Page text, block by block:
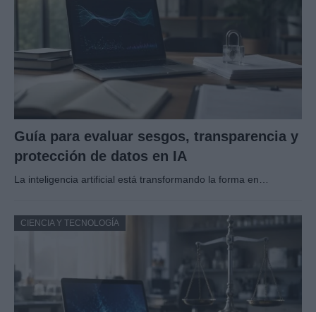
Guía para evaluar sesgos, transparencia y
protección de datos en IA
La inteligencia artificial está transformando la forma en…
CIENCIA Y TECNOLOGÍA